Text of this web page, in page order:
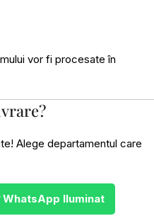
vor fi procesate în
Alege departamentul care
WhatsApp Iluminat